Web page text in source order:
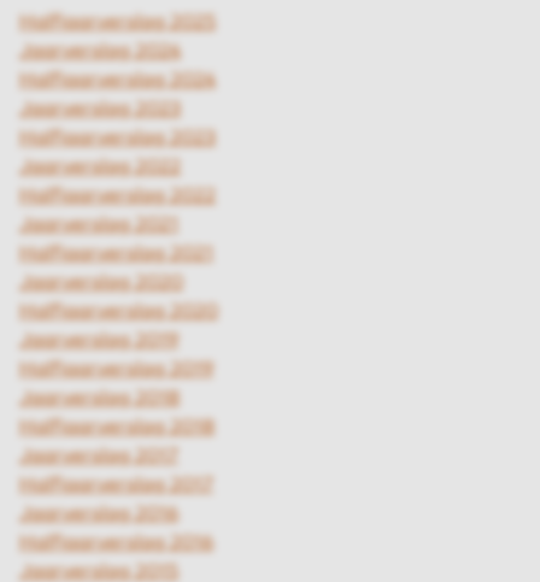
Halfjaarverslag 2025
Jaarverslag 2024
Halfjaarverslag 2024
Jaarverslag 2023
Halfjaarverslag 2023
Jaarverslag 2022
Halfjaarverslag 2022
Jaarverslag 2021
Halfjaarverslag 2021
Jaarverslag 2020
Halfjaarverslag 2020
Jaarverslag 2019
Halfjaarverslag 2019
Jaarverslag 2018
Halfjaarverslag 2018
Jaarverslag 2017
Halfjaarverslag 2017
Jaarverslag 2016
Halfjaarverslag 2016
Jaarverslag 2015